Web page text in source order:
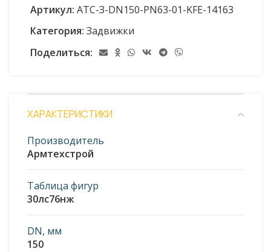
Артикул: АТС-З-DN150-PN63-01-KFE-14163
Категория: Задвижки
Поделиться:
ХАРАКТЕРИСТИКИ
Производитель
Армтехстрой
Таблица фигур
30лс76нж
DN, мм
150